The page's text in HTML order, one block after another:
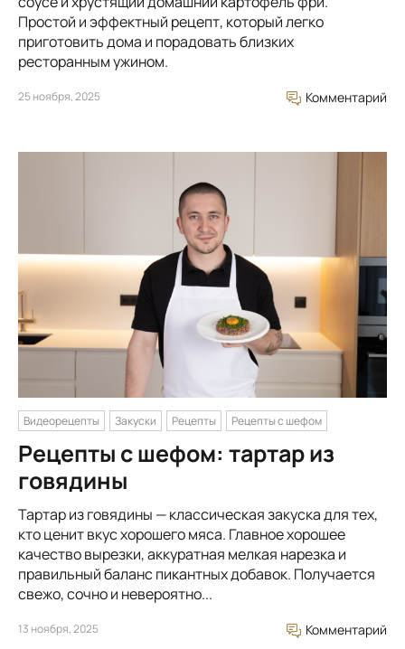
Простой и эффектный рецепт, который легко
приготовить дома и порадовать близких
ресторанным ужином.
25 ноября, 2025 Комментарий
Видеорецепты Закуски Рецепты Рецепты с шефом
Рецепты с шефом: тартар из
говядины
Тартар из говядины — классическая закуска для тех,
кто ценит вкус хорошего мяса. Главное хорошее
качество вырезки, аккуратная мелкая нарезка и
правильный баланс пикантных добавок. Получается
свежо, сочно и невероятно...
13 ноября, 2025 Комментарий